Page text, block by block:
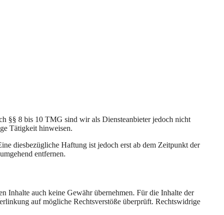
§§ 8 bis 10 TMG sind wir als Diensteanbieter jedoch nicht
Tätigkeit hinweisen.
diesbezügliche Haftung ist jedoch erst ab dem Zeitpunkt der
entfernen.
Inhalte auch keine Gewähr übernehmen. Für die Inhalte der
auf mögliche Rechtsverstöße überprüft. Rechtswidrige